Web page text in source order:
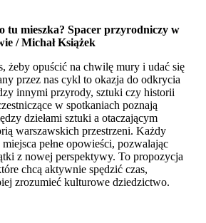
tu mieszka? Spacer przyrodniczy w
/ Michał Książek
żeby opuścić na chwilę mury i udać się
przez nas cykl to okazja do odkrycia
innymi przyrody, sztuki czy historii
w spotkaniach poznają
dziełami sztuki a otaczającym
warszawskich przestrzeni. Każdy
pełne opowieści, pozwalając
z nowej perspektywy. To propozycja
chcą aktywnie spędzić czas,
zrozumieć kulturowe dziedzictwo.